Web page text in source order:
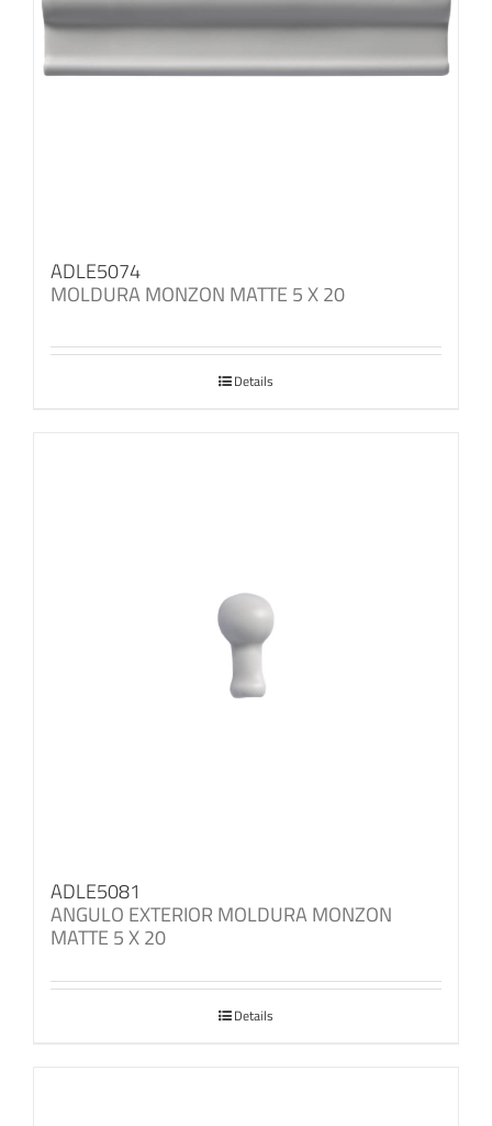
ADLE5074
MOLDURA MONZON MATTE 5 X 20
Details
ADLE5081
ANGULO EXTERIOR MOLDURA MONZON
MATTE 5 X 20
Details